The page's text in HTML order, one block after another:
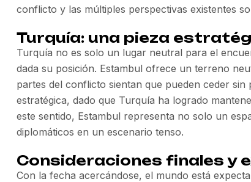
conflicto y las múltiples perspectivas existentes
Turquía: una pieza
Turquía no es solo un lugar neutral para el
dada su posición. Estambul ofrece un terreno
partes del conflicto sientan que pueden ceder
estratégica, dado que Turquía ha logrado
este sentido, Estambul representa no solo un
diplomáticos en un escenario tenso.
Consideraciones finales y
Con la fecha acercándose, el mundo está